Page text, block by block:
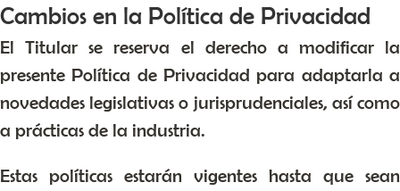
Cambios en la Política de Privacidad
El Titular se reserva el derecho a modificar la
presente Política de Privacidad para adaptarla a
novedades legislativas o jurisprudenciales, así como
a prácticas de la industria.
Estas políticas estarán vigentes hasta que sean